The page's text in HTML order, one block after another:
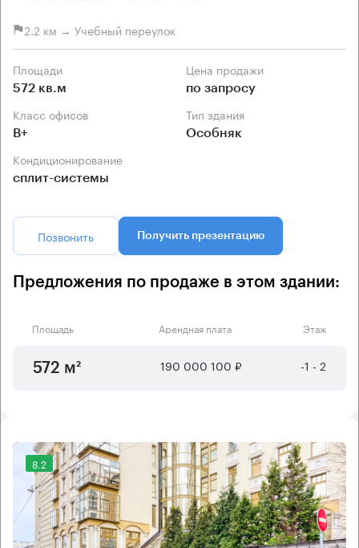
2.2 км → Учебный переулок
Площади
572 кв.м
Цена продажи
по запросу
Класс офисов
B+
Тип здания
Особняк
Кондиционирование
сплит-системы
Позвонить Получить презентацию
Предложения по продаже в этом здании:
Площадь Арендная плата Этаж
572 м² 190 000 100 ₽ -1 - 2
8.2